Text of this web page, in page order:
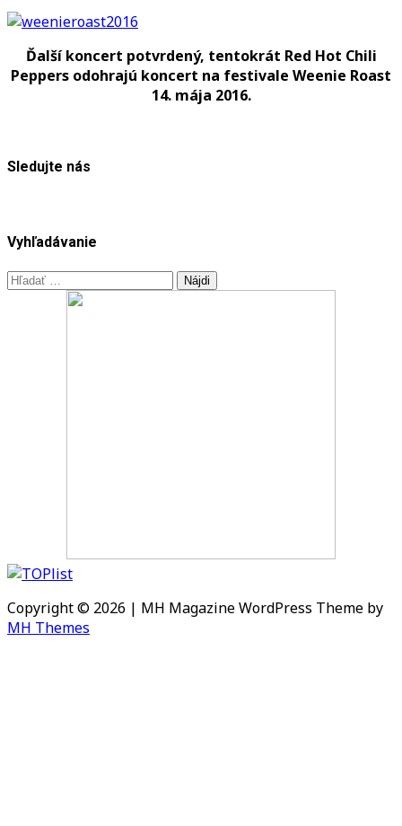
Peppers
hlavnou
kapelou
Ďalší koncert potvrdený, tentokrát Red Hot Chili
Peppers odohrajú koncert na festivale Weenie Roast
14. mája 2016.
Sledujte nás
Vyhľadávanie
Hľadať:
Copyright © 2026 | MH Magazine WordPress Theme by
MH Themes